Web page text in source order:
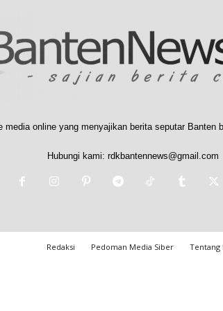
media online yang menyajikan berita seputar
Hubungi kami: rdkbantennews@gmail.com
Redaksi Pedoman Media Siber Tentang